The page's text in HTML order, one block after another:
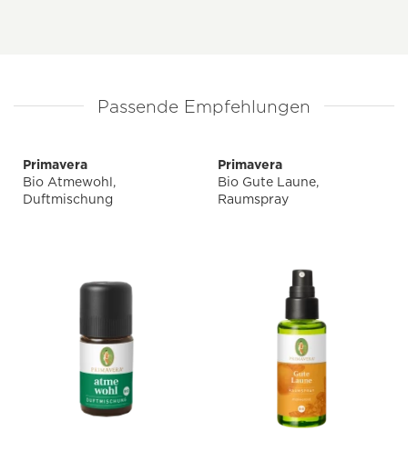
Passende Empfehlungen
Primavera
Bio Atmewohl,
Duftmischung
Primavera
Bio Gute Laune,
Raumspray